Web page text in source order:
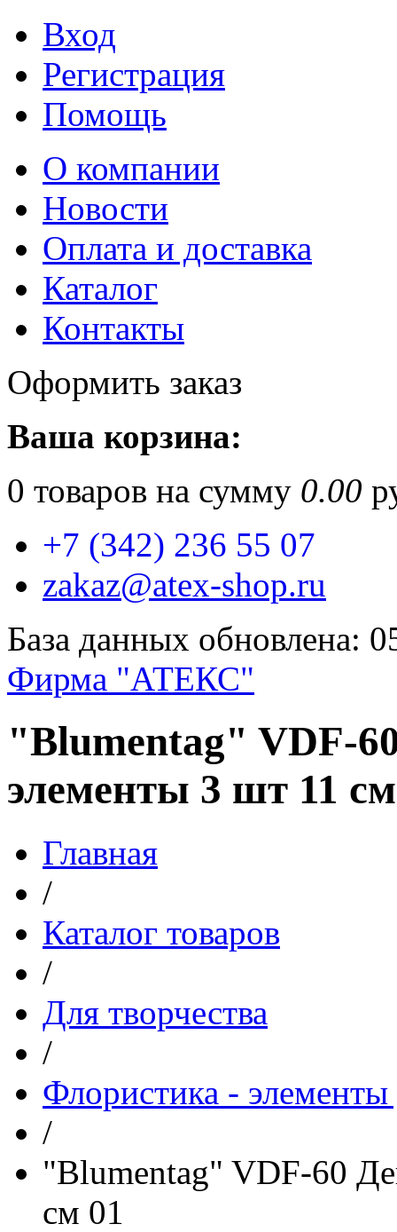
Вход
Регистрация
Помощь
О компании
Новости
Оплата и доставка
Каталог
Контакты
Оформить заказ
Ваша корзина:
0 товаров на сумму 0.00
+7 (342) 236 55 07
zakaz@atex-shop.ru
База данных обновлена:
Фирма "АТЕКС"
"Blumentag" VDF-
элементы 3 шт 11
Главная
/
Каталог товаров
/
Для творчества
/
Флористика - элементы
/
"Blumentag" VDF-60
см 01